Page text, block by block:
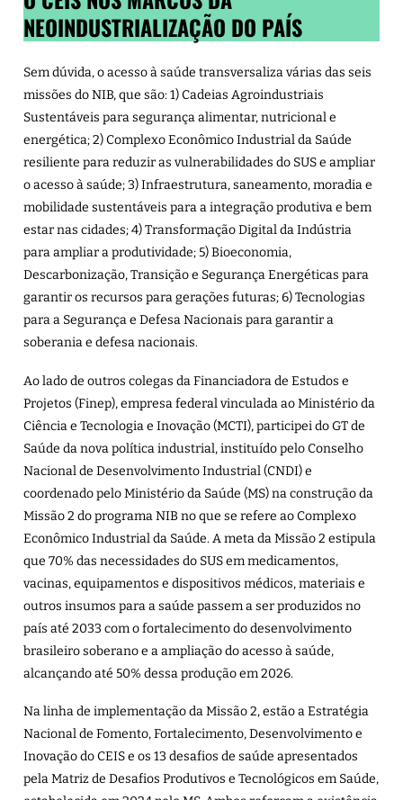
NEOINDUSTRIALIZAÇÃO DO PAÍS
Sem dúvida, o acesso à saúde transversaliza várias das seis
missões do NIB, que são: 1) Cadeias Agroindustriais
Sustentáveis para segurança alimentar, nutricional e
energética; 2) Complexo Econômico Industrial da Saúde
resiliente para reduzir as vulnerabilidades do SUS e ampliar
o acesso à saúde; 3) Infraestrutura, saneamento, moradia e
mobilidade sustentáveis para a integração produtiva e bem
estar nas cidades; 4) Transformação Digital da Indústria
para ampliar a produtividade; 5) Bioeconomia,
Descarbonização, Transição e Segurança Energéticas para
garantir os recursos para gerações futuras; 6) Tecnologias
para a Segurança e Defesa Nacionais para garantir a
soberania e defesa nacionais.
Ao lado de outros colegas da Financiadora de Estudos e
Projetos (Finep), empresa federal vinculada ao Ministério da
Ciência e Tecnologia e Inovação (MCTI), participei do GT de
Saúde da nova política industrial, instituído pelo Conselho
Nacional de Desenvolvimento Industrial (CNDI) e
coordenado pelo Ministério da Saúde (MS) na construção da
Missão 2 do programa NIB no que se refere ao Complexo
Econômico Industrial da Saúde. A meta da Missão 2 estipula
que 70% das necessidades do SUS em medicamentos,
vacinas, equipamentos e dispositivos médicos, materiais e
outros insumos para a saúde passem a ser produzidos no
país até 2033 com o fortalecimento do desenvolvimento
brasileiro soberano e a ampliação do acesso à saúde,
alcançando até 50% dessa produção em 2026.
Na linha de implementação da Missão 2, estão aEstratégia
Nacional de Fomento, Fortalecimento, Desenvolvimento e
Inovação do CEISe os 13 desafios de saúde apresentados
pela Matriz de Desafios Produtivos e Tecnológicos em Saúde,